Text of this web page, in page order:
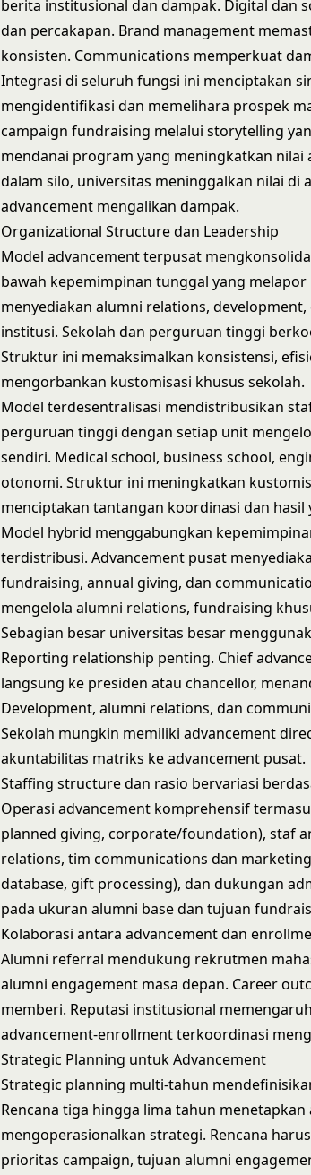
berita institusional dan dampak. Digital dan
dan percakapan. Brand management
konsisten. Communications memperkuat
Integrasi di seluruh fungsi ini menciptakan
mengidentifikasi dan memelihara prospek
campaign fundraising melalui storytelling
mendanai program yang meningkatkan
dalam silo, universitas meninggalkan nilai di
advancement mengalikan dampak.
Organizational Structure dan Leadership
Model advancement terpusat
bawah kepemimpinan tunggal yang
menyediakan alumni relations,
institusi. Sekolah dan perguruan tinggi
Struktur ini memaksimalkan konsistensi,
mengorbankan kustomisasi khusus sekolah.
Model terdesentralisasi mendistribusikan
perguruan tinggi dengan setiap unit
sendiri. Medical school, business school,
otonomi. Struktur ini meningkatkan
menciptakan tantangan koordinasi dan
Model hybrid menggabungkan
terdistribusi. Advancement pusat
fundraising, annual giving, dan
mengelola alumni relations, fundraising
Sebagian besar universitas besar
Reporting relationship penting. Chief
langsung ke presiden atau chancellor,
Development, alumni relations, dan
Sekolah mungkin memiliki advancement
akuntabilitas matriks ke advancement pusat.
Staffing structure dan rasio bervariasi
Operasi advancement komprehensif
planned giving, corporate/foundation), staf
relations, tim communications dan
database, gift processing), dan dukungan
pada ukuran alumni base dan tujuan
Kolaborasi antara advancement dan
Alumni referral mendukung rekrutmen
alumni engagement masa depan. Career
memberi. Reputasi institusional
advancement-enrollment terkoordinasi
Strategic Planning untuk Advancement
Strategic planning multi-tahun
Rencana tiga hingga lima tahun menetapkan
mengoperasionalkan strategi. Rencana
prioritas campaign, tujuan alumni